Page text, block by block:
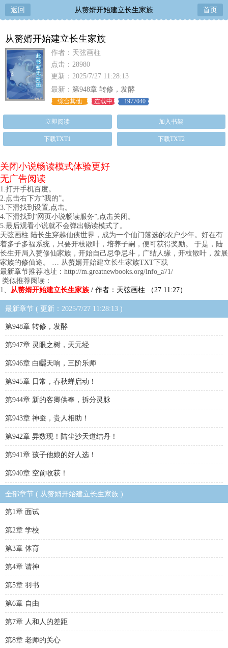
返回 从赘婿开始建立长生家族 首页
从赘婿开始建立长生家族
作者：天弦画柱
点击：28980
更新：2025/7/27 11:28:13
最新： 第948章 转修，发酵
综合其他 连载中 1977040
立即阅读 加入书架
下载TXT1 下载TXT2
关闭小说畅读模式体验更好
无广告阅读
1.打开手机百度。
2.点击右下方“我的”。
3.下滑找到设置,点击。
4.下滑找到“网页小说畅读服务”,点击关闭。
5.最后观看小说就不会弹出畅读模式了。
天弦画柱 陆长生穿越仙侠世界，成为一个仙门落选的农户少年。好在有
着多子多福系统，只要开枝散叶，培养子嗣，便可获得奖励。 于是，陆
长生开局入赘修仙家族，开始自己忌争忌斗，广结人缘，开枝散叶，发展
家族的修仙途。 … 从赘婿开始建立长生家族TXT下载
最新章节推荐地址：http://m.greatnewbooks.org/info_a71/
类似推荐阅读：
1、 从赘婿开始建立长生家族 / 作者：天弦画柱 （27 11:27）
最新章节 ( 更新：2025/7/27 11:28:13 )
第948章 转修，发酵
第947章 灵眼之树，天元经
第946章 白矖天响，三阶乐师
第945章 日常，春秋蝉启动！
第944章 新的客卿供奉，拆分灵脉
第943章 神蚕，贵人相助！
第942章 异数现！陆尘沙天道结丹！
第941章 孩子他娘的好人选！
第940章 空前收获！
全部章节 ( 从赘婿开始建立长生家族 )
第1章 面试
第2章 学校
第3章 体育
第4章 请神
第5章 羽书
第6章 自由
第7章 人和人的差距
第8章 老师的关心